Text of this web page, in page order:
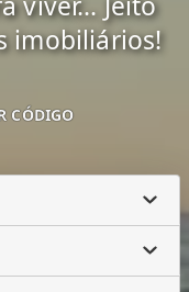
imobiliários!
CÓDIGO